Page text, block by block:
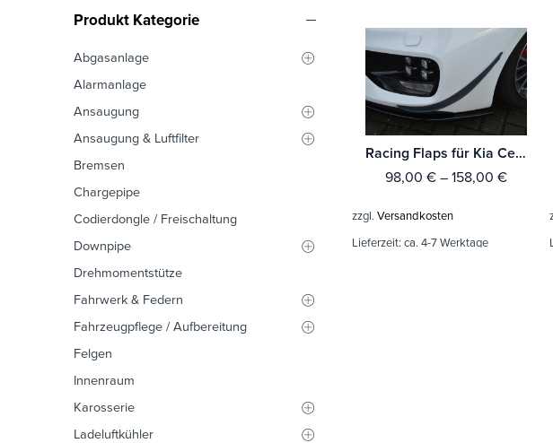
Racing Flaps für Kia Ceed GT Pro Ceed GT ab Bj. 2013-
98,00 € – 158,00 €
zzgl. Versandkosten
Lieferzeit: ca. 4-7 Werktage
Produkt Kategorie
Abgasanlage
Alarmanlage
Ansaugung
Ansaugung & Luftfilter
Bremsen
Chargepipe
Codierdongle / Freischaltung
Downpipe
Drehmomentstütze
Fahrwerk & Federn
Fahrzeugpflege / Aufbereitung
Felgen
Innenraum
Karosserie
Ladeluftkühler